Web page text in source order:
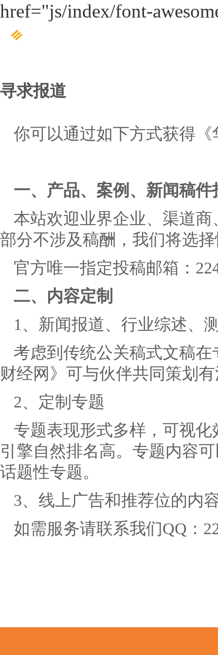
href="js/index/font-
寻求报道
你可以通过如下方式获得
一、产品、案例、新闻稿件
本站欢迎业界企业、渠道
部分不涉及稿酬，我们将选
官方唯一指定投稿邮箱：
二、内容定制
1、新闻报道、行业综述、
考虑到传统公关稿式文稿
财经网》可与伙伴共同策划
2、定制专题
专题表现形式多样，可视
引擎自然排名高。专题内容
话题性专题。
3、线上广告和推荐位的内
如需服务请联系我们QQ：